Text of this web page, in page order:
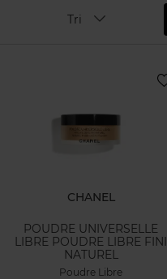
Tri
CHANEL
POUDRE UNIVERSELLE
LIBRE POUDRE LIBRE FINI
NATUREL
Poudre Libre